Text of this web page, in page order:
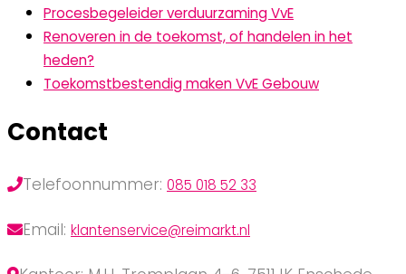
Procesbegeleider verduurzaming VvE
Renoveren in de toekomst, of handelen in het
heden?
Toekomstbestendig maken VvE Gebouw
Contact
Telefoonnummer: 085 018 52 33
Email: klantenservice@reimarkt.nl